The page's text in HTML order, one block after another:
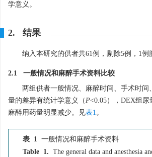
学意义。
2. 结果
纳入本研究的供者共61例，剔除5例，1
2.1 一般情况和麻醉手术资料比较
两组供者一般情况、麻醉时间、手术时
量的差异有统计学意义（P<0.05），DEX组
麻醉用药量明显减少。见表1。
表 1 一般情况和麻醉手术资料
Table 1. The general data and anesthesia